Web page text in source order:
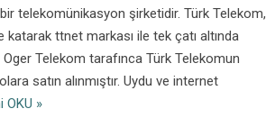
telekomünikasyon şirketidir. Türk Telekom,
ttnet markası ile tek çatı altında
Telekom tarafınca Türk Telekomun
satın alınmıştır. Uydu ve internet
OKU »